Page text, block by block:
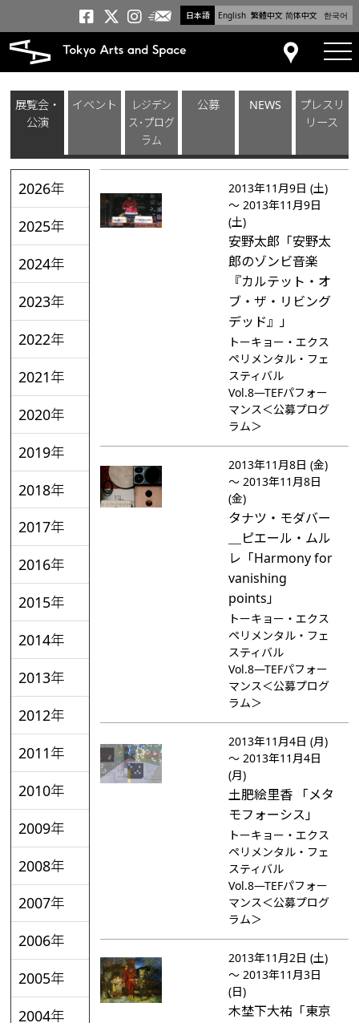
日本語 English 繁體中文 简体中文 한국어
トーキョーアーツアンド
トーキョーアーツアンド
トーキョーアーツア
メールニュース
アクセス
展覧会・
公演
イベント
レジデン
ス･プログ
ラム
公募 NEWS
プレスリ
リース
2026年
2025年
2024年
2023年
2022年
2021年
2020年
2019年
2018年
2017年
2016年
2015年
2014年
2013年
2012年
2011年
2010年
2009年
2008年
2007年
2006年
2005年
2004年
2013年11月9日 (土)
～ 2013年11月9日
(土)
安野太郎「安野太
郎のゾンビ音楽
『カルテット・オ
ブ・ザ・リビング
デッド』」
トーキョー・エクス
ペリメンタル・フェ
スティバル
Vol.8―TEFパフォー
マンス＜公募プログ
ラム＞
2013年11月8日 (金)
～ 2013年11月8日
(金)
タナツ・モダバー
＿ピエール・ムル
レ「Harmony for
vanishing
points」
トーキョー・エクス
ペリメンタル・フェ
スティバル
Vol.8―TEFパフォー
マンス＜公募プログ
ラム＞
2013年11月4日 (月)
～ 2013年11月4日
(月)
土肥絵里香 「メタ
モフォーシス」
トーキョー・エクス
ペリメンタル・フェ
スティバル
Vol.8―TEFパフォー
マンス＜公募プログ
ラム＞
2013年11月2日 (土)
～ 2013年11月3日
(日)
木埜下大祐「東京